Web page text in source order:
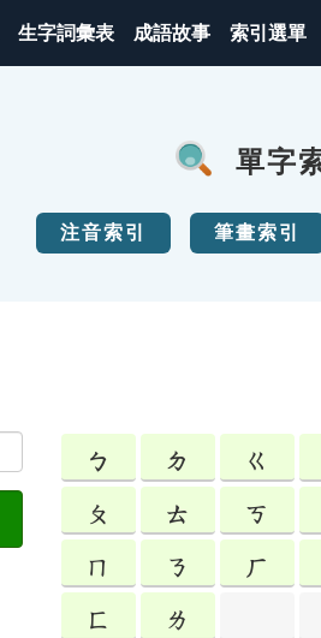
生字詞彙表 成語故事 索引選單
單字
注音索引 筆畫索引